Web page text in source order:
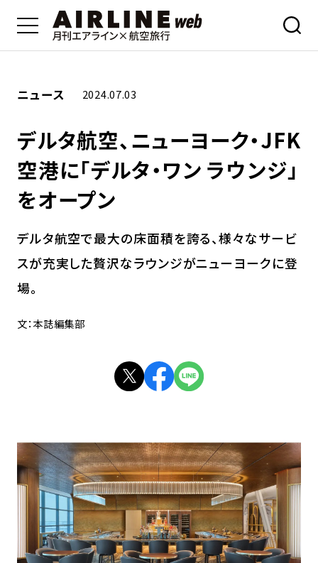
ニュース 2024.07.03
デルタ航空、ニューヨーク・JFK
空港に「デルタ・ワン ラウンジ」
をオープン
デルタ航空で最大の床面積を誇る、様々なサービ
スが充実した贅沢なラウンジがニューヨークに登
場。
文：本誌編集部